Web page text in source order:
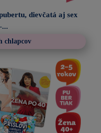
dievčatá aj sex
chlapcov